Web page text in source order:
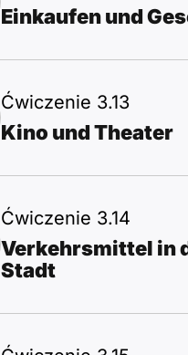
Einkaufen und
Ćwiczenie 3.13
Kino und Theater
Ćwiczenie 3.14
Verkehrsmittel in
Stadt